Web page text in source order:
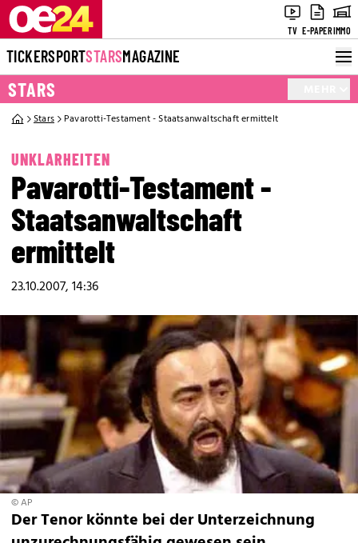
TV E-PAPERIMMO
TICKERSPORTSTARSMAGAZINE
STARS
Stars Pavarotti-Testament - Staatsanwaltschaft ermittelt
UNKLARHEITEN
Pavarotti-Testament -
Staatsanwaltschaft
ermittelt
23.10.2007, 14:36
© AP
Der Tenor könnte bei der Unterzeichnung